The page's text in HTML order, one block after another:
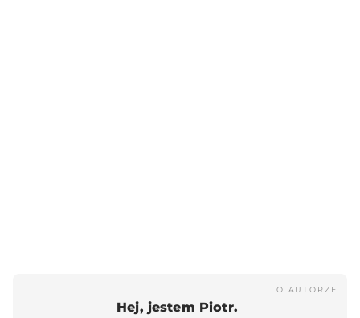
O AUTORZE
Hej, jestem Piotr.